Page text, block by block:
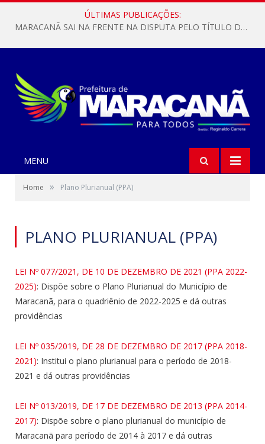
ÚLTIMAS PUBLICAÇÕES:
MARACANÃ SAI NA FRENTE NA DISPUTA PELO TÍTULO DA COPA PARÁ SUB-17!
MENU
Home » Plano Plurianual (PPA)
PLANO PLURIANUAL (PPA)
LEI Nº 077/2021, DE 10 DE DEZEMBRO DE 2021 (PPA 2022-
2025): Dispõe sobre o Plano Plurianual do Município de
Maracanã, para o quadriênio de 2022-2025 e dá outras
providências
LEI Nº 035/2019, DE 28 DE DEZEMBRO DE 2017 (PPA 2018-
2021): Institui o plano plurianual para o período de 2018-
2021 e dá outras providências
LEI Nº 013/2019, DE 17 DE DEZEMBRO DE 2013 (PPA 2014-
2017): Dispõe sobre o plano plurianual do município de
Maracanã para período de 2014 à 2017 e dá outras